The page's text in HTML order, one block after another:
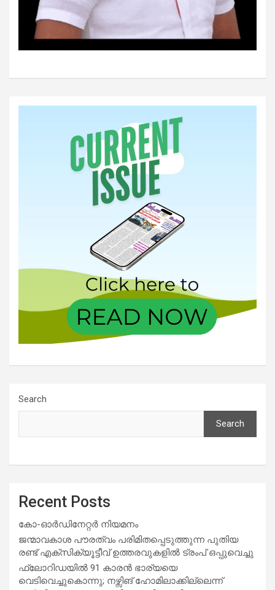
Search
Search
Recent Posts
കോ-ഓർഡിനേറ്റർ നിയമനം
ജന്മാവകാശ പൗരത്വം പരിമിതപ്പെടുത്തുന്ന പുതിയ
രണ്ട് എക്സിക്യൂട്ടീവ് ഉത്തരവുകളിൽ ട്രംപ് ഒപ്പുവെച്ചു
ഫ്ലോറിഡയിൽ 91 കാരൻ ഭാര്യയെ
വെടിവെച്ചുകൊന്നു; നഴ്സിങ് ഹോമിലാക്കില്ലെന്ന്